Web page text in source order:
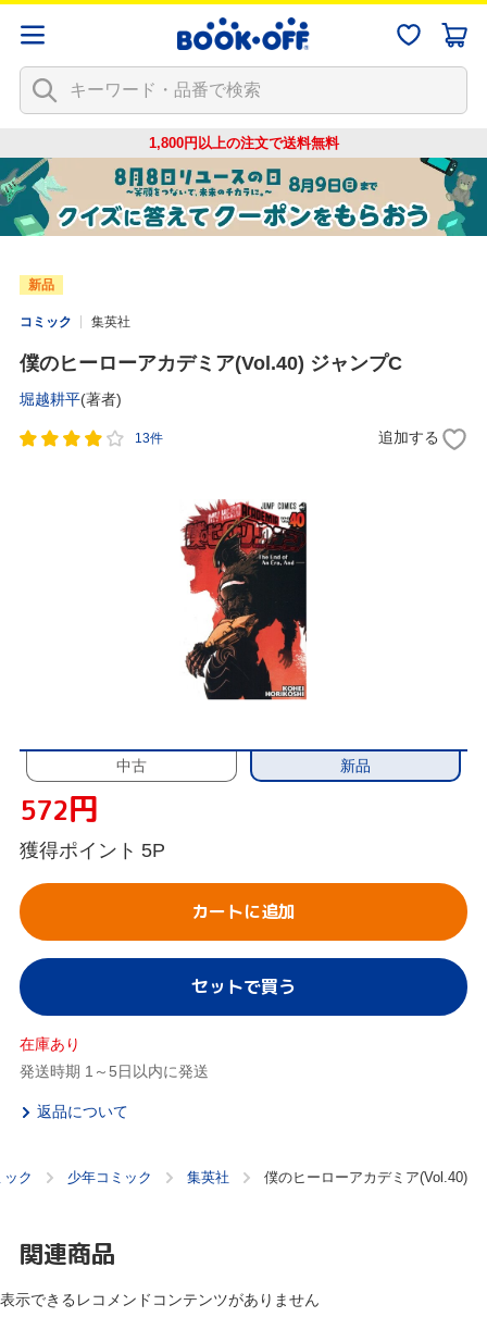
1,800円以上の注文で送料無料
新品
コミック 集英社
僕のヒーローアカデミア(Vol.40) ジャンプC
堀越耕平(著者)
13件 追加する
中古 新品
572円
獲得ポイント 5P
カートに追加
セットで買う
在庫あり
発送時期 1～5日以内に発送
返品について
ック 少年コミック 集英社 僕のヒーローアカデミア(Vol.40)
関連商品
表示できるレコメンドコンテンツがありません